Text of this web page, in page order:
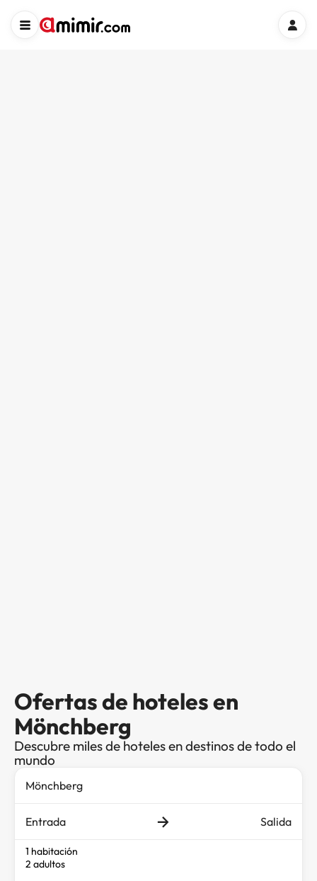
Ofertas de hoteles en
Mönchberg
Descubre miles de hoteles en destinos de todo el
mundo
Entrada Salida
1 habitación
2 adultos